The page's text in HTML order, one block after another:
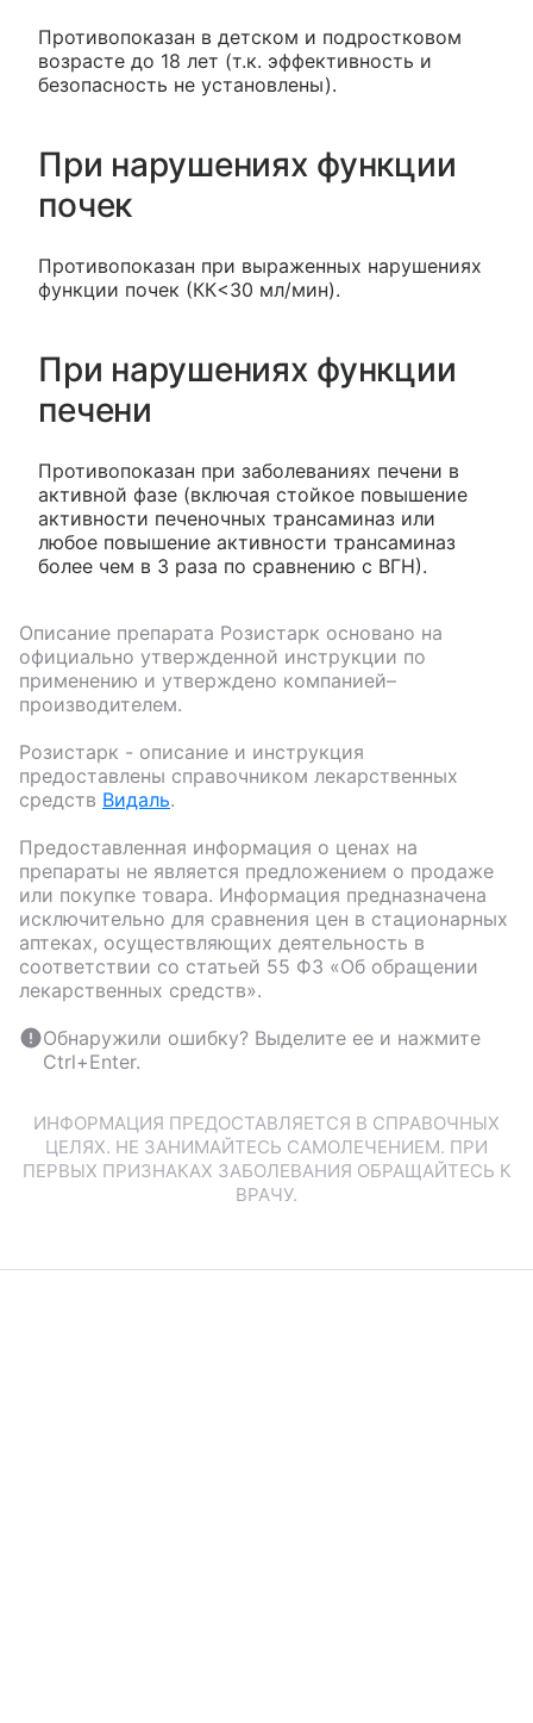
Противопоказан в детском и подростковом
возрасте до 18 лет (т.к. эффективность и
безопасность не установлены).
При нарушениях функции
почек
Противопоказан при выраженных нарушениях
функции почек (КК<30 мл/мин).
При нарушениях функции
печени
Противопоказан при заболеваниях печени в
активной фазе (включая стойкое повышение
активности печеночных трансаминаз или
любое повышение активности трансаминаз
более чем в 3 раза по сравнению с ВГН).
Описание препарата Розистарк основано на
официально утвержденной инструкции по
применению и утверждено компанией–
производителем.
Розистарк - описание и инструкция
предоставлены справочником лекарственных
средств Видаль.
Предоставленная информация о ценах на
препараты не является предложением о продаже
или покупке товара. Информация предназначена
исключительно для сравнения цен в стационарных
аптеках, осуществляющих деятельность в
соответствии со статьей 55 ФЗ «Об обращении
лекарственных средств».
Обнаружили ошибку? Выделите ее и нажмите
Ctrl+Enter.
ИНФОРМАЦИЯ ПРЕДОСТАВЛЯЕТСЯ В СПРАВОЧНЫХ
ЦЕЛЯХ. НЕ ЗАНИМАЙТЕСЬ САМОЛЕЧЕНИЕМ. ПРИ
ПЕРВЫХ ПРИЗНАКАХ ЗАБОЛЕВАНИЯ ОБРАЩАЙТЕСЬ К
ВРАЧУ.